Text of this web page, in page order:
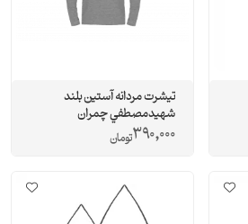
تيشرت مردانه آستین بلند
شهيدمصطفي چمران
390,000تومان